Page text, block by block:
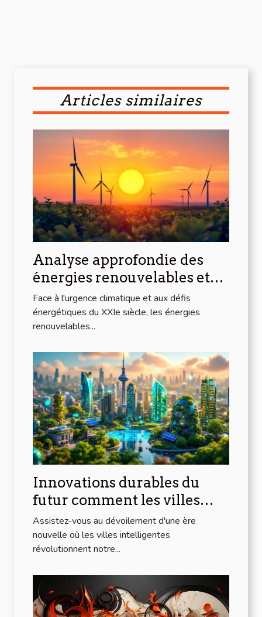
Articles similaires
Analyse approfondie des
énergies renouvelables et
leur impact sur l'économie
globale
Face à l'urgence climatique et aux défis
énergétiques du XXIe siècle, les énergies
renouvelables...
Innovations durables du
futur comment les villes
intelligentes transforment
notre quotidien
Assistez-vous au dévoilement d'une ère
nouvelle où les villes intelligentes
révolutionnent notre...